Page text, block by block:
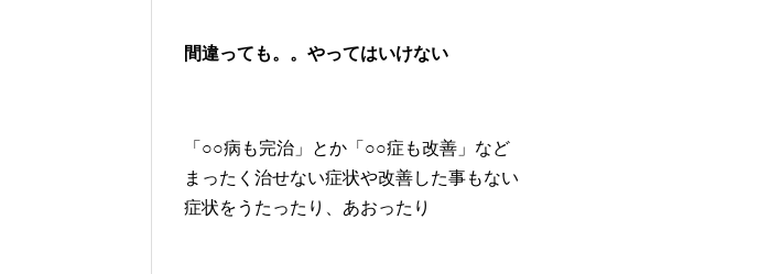
間違っても。。やってはいけない
「○○病も完治」とか「○○症も改善」など
まったく治せない症状や改善した事もない
症状をうたったり、あおったり